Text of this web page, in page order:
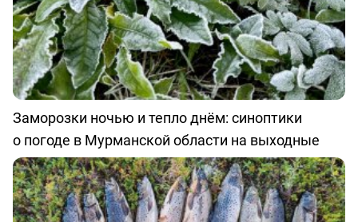
Заморозки ночью и тепло днём: синоптики
о погоде в Мурманской области на выходные